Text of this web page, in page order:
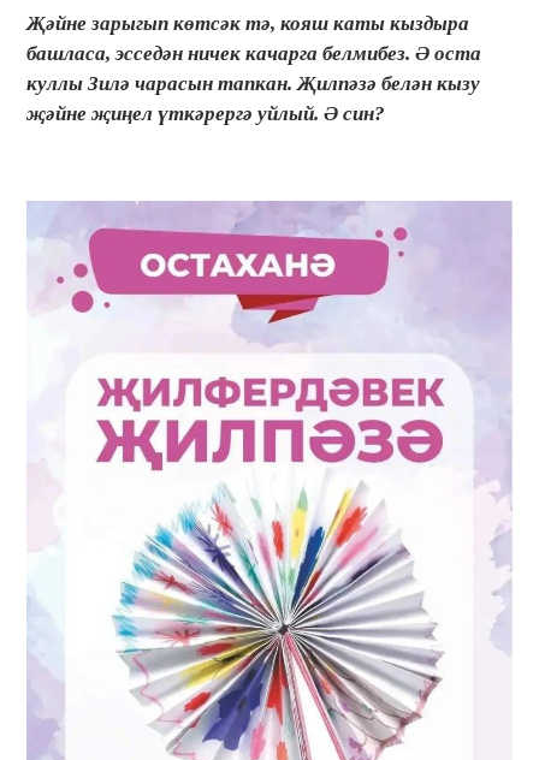
Җәйне зарыгып көтсәк тә, кояш каты кыздыра
башласа, эсседән ничек качарга белмибез. Ә оста
куллы Зилә чарасын тапкан. Җилпәзә белән кызу
җәйне җиңел үткәрергә уйлый. Ә син?